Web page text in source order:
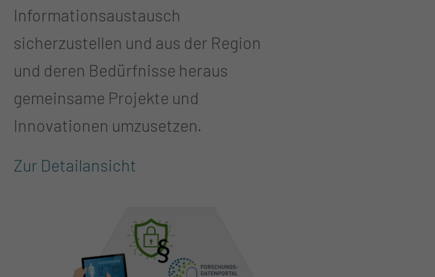
Informationsaustausch
sicherzustellen und aus der Region
und deren Bedürfnisse heraus
gemeinsame Projekte und
Innovationen umzusetzen.
Zur Detailansicht